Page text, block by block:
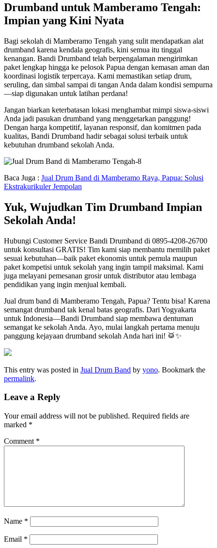
Drumband untuk Mamberamo Tengah:
Impian yang Kini Nyata
Bagi sekolah di Mamberamo Tengah yang sulit mendapatkan alat
drumband karena kendala geografis, kini semua itu tinggal
kenangan. Bandi Drumband telah berpengalaman mengirimkan
paket lengkap hingga ke pelosok Papua dengan kemasan aman dan
koordinasi logistik terpercaya. Kami memastikan setiap drum,
seruling, dan simbal sampai di tangan Anda dalam kondisi sempurna
—siap digunakan untuk latihan perdana!
Jangan biarkan keterbatasan lokasi menghambat mimpi siswa-siswi
Anda jadi pasukan drumband yang menggetarkan panggung!
Dengan harga kompetitif, layanan responsif, dan komitmen pada
kualitas, Bandi Drumband hadir sebagai solusi terbaik untuk
kebutuhan drumband sekolah Anda.
Baca Juga : Jual Drum Band di Mamberamo Raya, Papua: Solusi
Ekstrakurikuler Jempolan
Yuk, Wujudkan Tim Drumband Impian
Sekolah Anda!
Hubungi Customer Service Bandi Drumband di 0895-4208-26700
untuk konsultasi GRATIS! Tim kami siap membantu memilih paket
sesuai kebutuhan—baik paket ekonomis untuk pemula maupun
paket kompetisi untuk sekolah yang ingin tampil maksimal. Kami
juga melayani pemesanan grosir untuk distributor atau lembaga
pendidikan yang ingin menjual kembali.
Jual drum band di Mamberamo Tengah, Papua? Tentu bisa! Karena
semangat drumband tak kenal batas geografis. Dari Yogyakarta
untuk Indonesia—Bandi Drumband siap membawa dentuman
semangat ke sekolah Anda. Ayo, mulai langkah pertama menuju
panggung kejayaan drumband sekolah Anda hari ini! 🥁✨
This entry was posted in Jual Drum Band by yono. Bookmark the
permalink.
Leave a Reply
Your email address will not be published. Required fields are
marked *
Comment *
Name *
Email *